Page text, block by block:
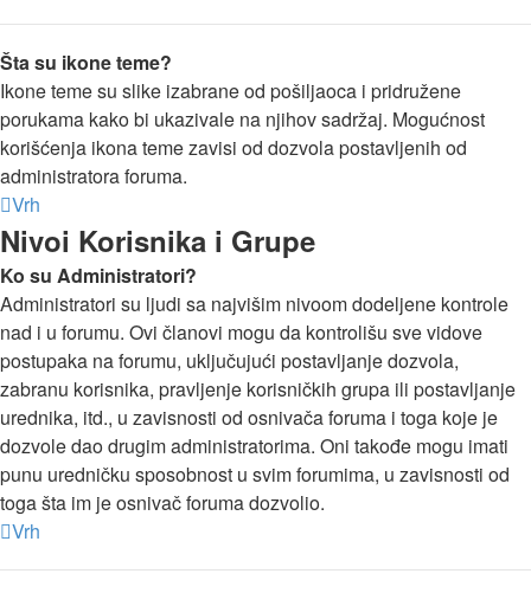
Šta su ikone teme?
Ikone teme su slike izabrane od pošiljaoca i pridružene
porukama kako bi ukazivale na njihov sadržaj. Mogućnost
korišćenja ikona teme zavisi od dozvola postavljenih od
administratora foruma.
Vrh
Nivoi Korisnika i Grupe
Ko su Administratori?
Administratori su ljudi sa najvišim nivoom dodeljene kontrole
nad i u forumu. Ovi članovi mogu da kontrolišu sve vidove
postupaka na forumu, uključujući postavljanje dozvola,
zabranu korisnika, pravljenje korisničkih grupa ili postavljanje
urednika, itd., u zavisnosti od osnivača foruma i toga koje je
dozvole dao drugim administratorima. Oni takođe mogu imati
punu uredničku sposobnost u svim forumima, u zavisnosti od
toga šta im je osnivač foruma dozvolio.
Vrh